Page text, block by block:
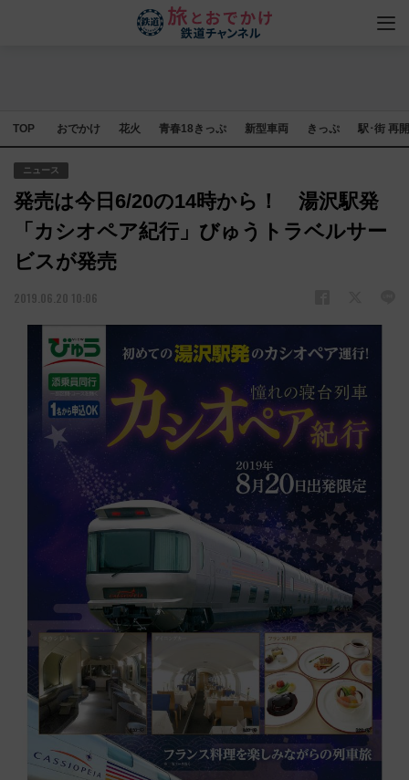
TOP おでかけ 花火 青春18きっぷ 新型車両 きっぷ 駅･街 再
ニュース
発売は今日6/20の14時から！ 湯沢駅発
「カシオペア紀行」びゅうトラベルサー
ビスが発売
2019.06.20 10:06